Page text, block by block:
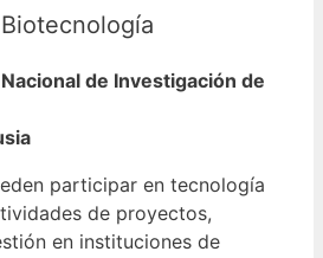
de Investigación de
participar en tecnología
de proyectos,
en instituciones de